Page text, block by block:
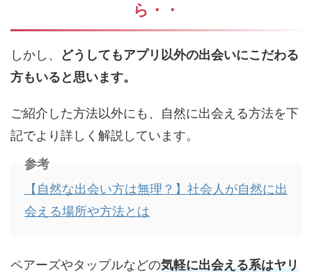
ら・・
しかし、
どうしてもアプリ以外の出会いにこだわる
方もいると思います。
ご紹介した方法以外にも、自然に出会える方法を下
記でより詳しく解説しています。
参考
【自然な出会い方は無理？】社会人が自然に出
会える場所や方法とは
ペアーズやタップルなどの気軽に出会える系はヤリ